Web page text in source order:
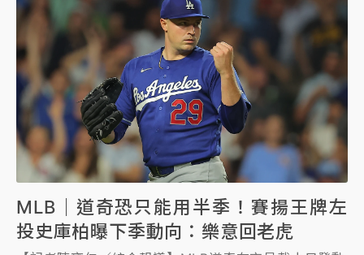
MLB｜道奇恐只能用半季！賽揚王牌左
投史庫柏曝下季動向：樂意回老虎